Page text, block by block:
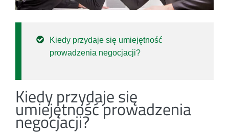
Kiedy przydaje się umiejętność
prowadzenia negocjacji?
Kiedy przydaje się
umiejętność prowadzenia
negocjacji?